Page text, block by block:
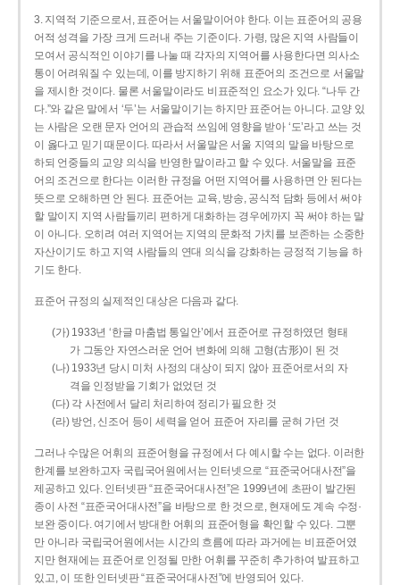
3. 지역적 기준으로서, 표준어는 서울말이어야 한다. 이는 표준어의 공용
어적 성격을 가장 크게 드러내 주는 기준이다. 가령, 많은 지역 사람들이
모여서 공식적인 이야기를 나눌 때 각자의 지역어를 사용한다면 의사소
통이 어려워질 수 있는데, 이를 방지하기 위해 표준어의 조건으로 서울말
을 제시한 것이다. 물론 서울말이라도 비표준적인 요소가 있다. “나두 간
다.”와 같은 말에서 ‘두’는 서울말이기는 하지만 표준어는 아니다. 교양 있
는 사람은 오랜 문자 언어의 관습적 쓰임에 영향을 받아 ‘도’라고 쓰는 것
이 옳다고 믿기 때문이다. 따라서 서울말은 서울 지역의 말을 바탕으로
하되 언중들의 교양 의식을 반영한 말이라고 할 수 있다. 서울말을 표준
어의 조건으로 한다는 이러한 규정을 어떤 지역어를 사용하면 안 된다는
뜻으로 오해하면 안 된다. 표준어는 교육, 방송, 공식적 담화 등에서 써야
할 말이지 지역 사람들끼리 편하게 대화하는 경우에까지 꼭 써야 하는 말
이 아니다. 오히려 여러 지역어는 지역의 문화적 가치를 보존하는 소중한
자산이기도 하고 지역 사람들의 연대 의식을 강화하는 긍정적 기능을 하
기도 한다.
표준어 규정의 실제적인 대상은 다음과 같다.
(가) 1933년 ‘한글 마춤법 통일안’에서 표준어로 규정하였던 형태
가 그동안 자연스러운 언어 변화에 의해 고형(古形)이 된 것
(나) 1933년 당시 미처 사정의 대상이 되지 않아 표준어로서의 자
격을 인정받을 기회가 없었던 것
(다) 각 사전에서 달리 처리하여 정리가 필요한 것
(라) 방언, 신조어 등이 세력을 얻어 표준어 자리를 굳혀 가던 것
그러나 수많은 어휘의 표준어형을 규정에서 다 예시할 수는 없다. 이러한
한계를 보완하고자 국립국어원에서는 인터넷으로 “표준국어대사전”을
제공하고 있다. 인터넷판 “표준국어대사전”은 1999년에 초판이 발간된
종이 사전 “표준국어대사전”을 바탕으로 한 것으로, 현재에도 계속 수정·
보완 중이다. 여기에서 방대한 어휘의 표준어형을 확인할 수 있다. 그뿐
만 아니라 국립국어원에서는 시간의 흐름에 따라 과거에는 비표준어였
지만 현재에는 표준어로 인정될 만한 어휘를 꾸준히 추가하여 발표하고
있고, 이 또한 인터넷판 “표준국어대사전”에 반영되어 있다.